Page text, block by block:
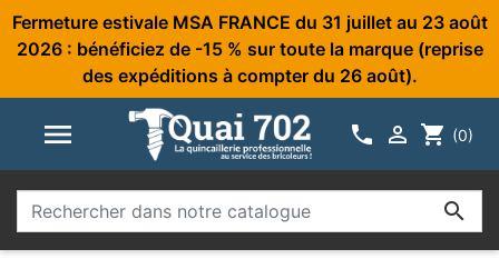
Fermeture estivale MSA FRANCE du 31 juillet au 23 août
2026 : bénéficiez de -15 % sur toute la marque (reprise
des expéditions à compter du 26 août).
   shopping_cart (0)
